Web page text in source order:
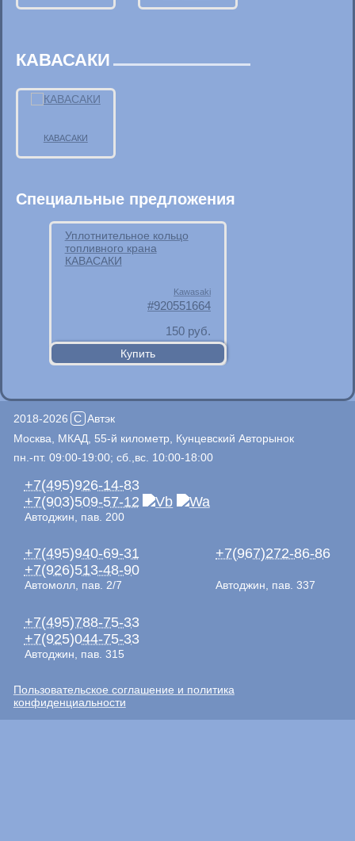
КАВАСАКИ
КАВАСАКИ
Специальные предложения
Уплотнительное кольцо
топливного крана
КАВАСАКИ
Kawasaki
920551664
150 руб.
2018-2026 C Автэк
Москва, МКАД, 55-й километр, Кунцевский Авторынок
пн.-пт. 09:00-19:00; сб.,вс. 10:00-18:00
+7(495)926-14-83
+7(903)509-57-12
Автоджин, пав. 200
+7(495)940-69-31
+7(926)513-48-90
Автомолл, пав. 2/7
+7(967)272-86-86
Автоджин, пав. 337
+7(495)788-75-33
+7(925)044-75-33
Автоджин, пав. 315
Пользовательское соглашение и политика
конфиденциальности